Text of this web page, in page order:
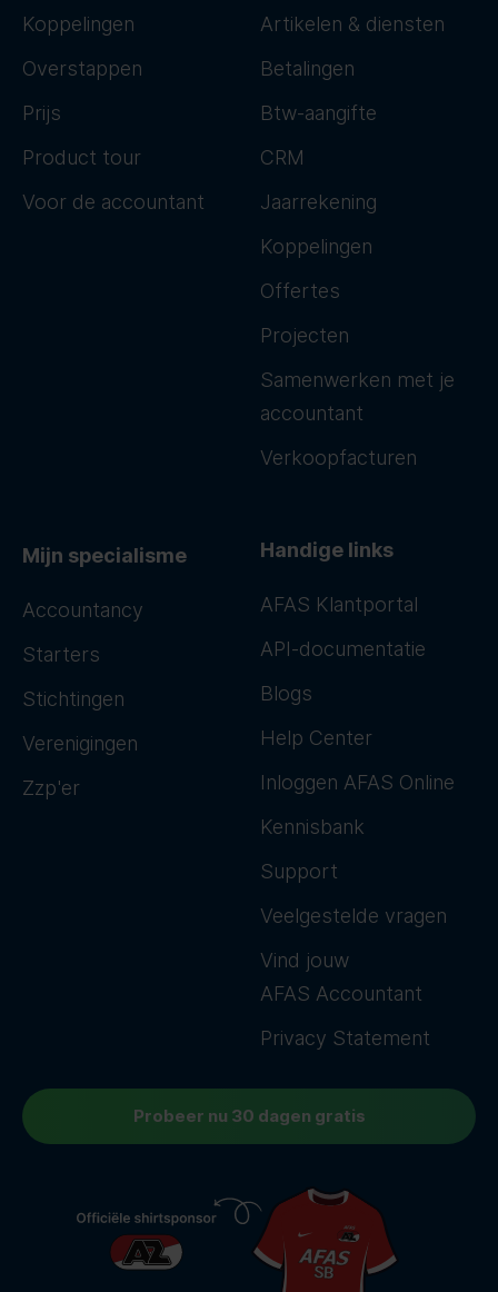
Koppelingen
Overstappen
Prijs
Product tour
Voor de accountant
Artikelen & diensten
Betalingen
Btw-aangifte
CRM
Jaarrekening
Koppelingen
Offertes
Projecten
Samenwerken met je
accountant
Verkoopfacturen
Mijn specialisme
Accountancy
Starters
Stichtingen
Verenigingen
Zzp'er
Handige links
AFAS Klantportal
API-documentatie
Blogs
Help Center
Inloggen AFAS Online
Kennisbank
Support
Veelgestelde vragen
Vind jouw
AFAS Accountant
Privacy Statement
Probeer nu 30 dagen gratis